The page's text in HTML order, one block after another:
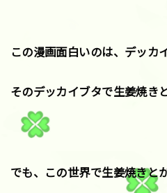
この漫画面白いのは、デッカ
そのデッカイブタで生姜焼き
でも、この世界で生姜焼きと